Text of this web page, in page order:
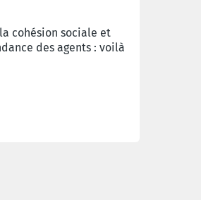
cohésion sociale et
des agents : voilà